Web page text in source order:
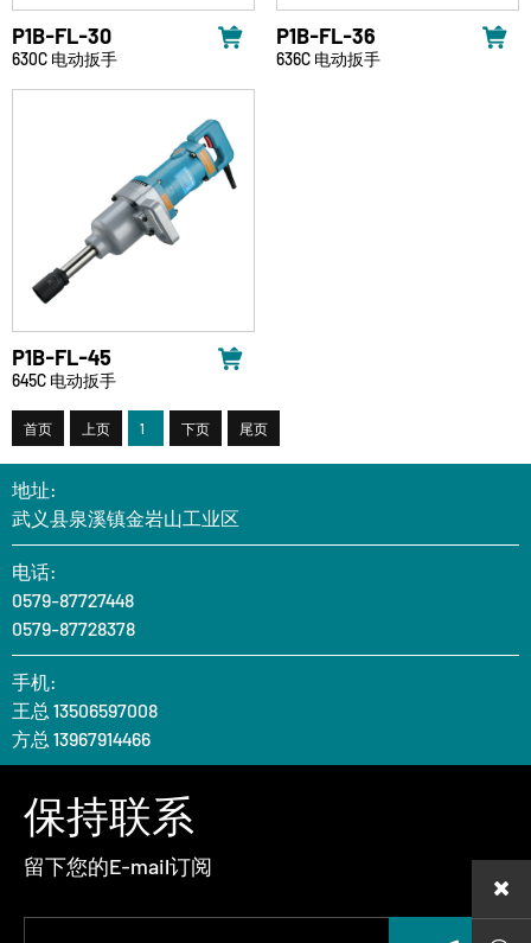
P1B-FL-30
630C 电动扳手
P1B-FL-36
636C 电动扳手
P1B-FL-45
645C 电动扳手
首页 上页 1 下页 尾页
地址:
武义县泉溪镇金岩山工业区
电话:
0579-87727448
0579-87728378
手机:
王总 13506597008
方总 13967914466
保持联系
留下您的E-mail订阅